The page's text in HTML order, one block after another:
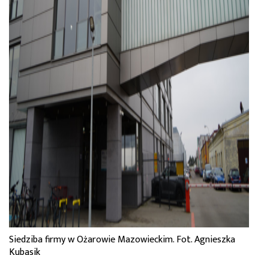
Siedziba firmy w Ożarowie Mazowieckim. Fot. Agnieszka